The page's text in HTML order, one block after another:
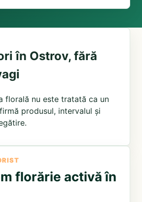
în Ostrov, fără
florală nu este tratată ca un
produsul, intervalul și
florărie activă în